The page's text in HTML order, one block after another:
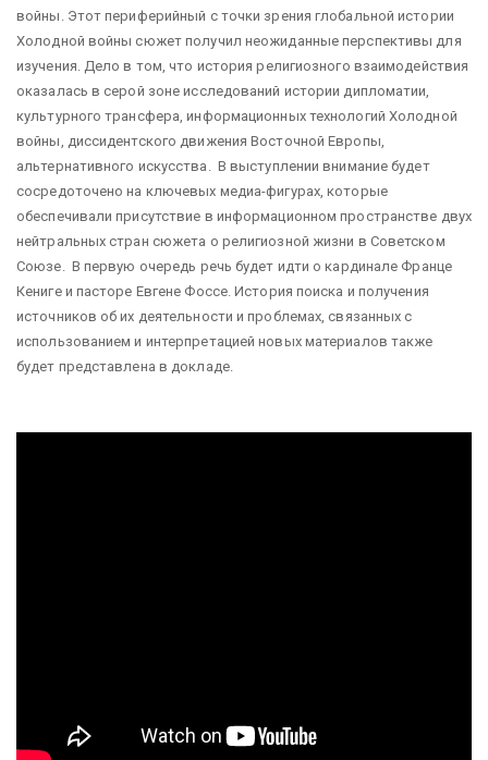
войны. Этот периферийный с точки зрения глобальной истории
Холодной войны сюжет получил неожиданные перспективы для
изучения. Дело в том, что история религиозного взаимодействия
оказалась в серой зоне исследований истории дипломатии,
культурного трансфера, информационных технологий Холодной
войны, диссидентского движения Восточной Европы,
альтернативного искусства. В выступлении внимание будет
сосредоточено на ключевых медиа-фигурах, которые
обеспечивали присутствие в информационном пространстве двух
нейтральных стран сюжета о религиозной жизни в Советском
Союзе. В первую очередь речь будет идти о кардинале Франце
Кениге и пасторе Евгене Фоссе. История поиска и получения
источников об их деятельности и проблемах, связанных с
использованием и интерпретацией новых материалов также
будет представлена в докладе.